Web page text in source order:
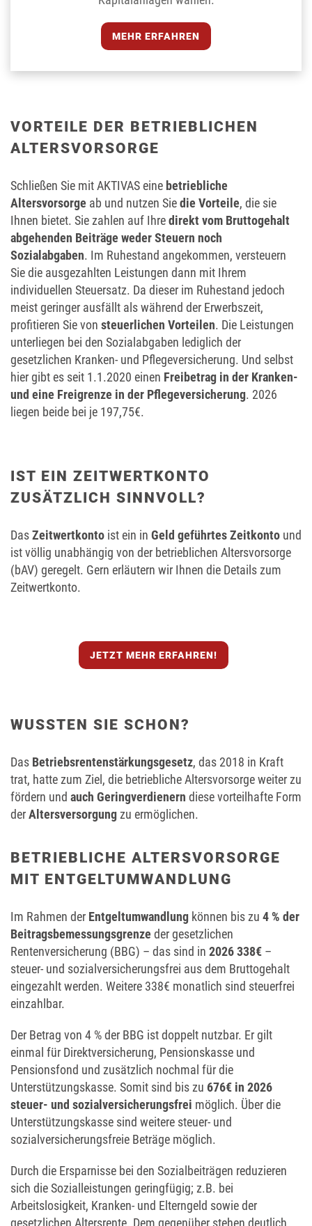
MEHR ERFAHREN
VORTEILE DER BETRIEBLICHEN
ALTERSVORSORGE
Schließen Sie mit AKTIVAS eine betriebliche
Altersvorsorge ab und nutzen Siedie Vorteile, die sie
Ihnen bietet. Sie zahlen auf Ihredirekt vom Bruttogehalt
abgehenden Beiträge weder Steuern noch
Sozialabgaben. Im Ruhestand angekommen, versteuern
Sie die ausgezahlten Leistungen dann mit Ihrem
individuellen Steuersatz. Da dieser im Ruhestand jedoch
meist geringer ausfällt als während der Erwerbszeit,
profitieren Sie von steuerlichen Vorteilen. Die Leistungen
unterliegen bei den Sozialabgaben lediglich der
gesetzlichen Kranken- und Pflegeversicherung. Und selbst
hier gibt es seit 1.1.2020 einen Freibetrag in der Kranken-
und eine Freigrenze in der Pflegeversicherung. 2026
liegen beide bei je 197,75€.
IST EIN ZEITWERTKONTO
ZUSÄTZLICH SINNVOLL?
DasZeitwertkonto ist ein in Geld geführtes Zeitkonto und
ist völlig unabhängig von der betrieblichen Altersvorsorge
(bAV) geregelt. Gern erläutern wir Ihnen die Details zum
Zeitwertkonto.
JETZT MEHR ERFAHREN!
WUSSTEN SIE SCHON?
Das Betriebsrentenstärkungsgesetz, das 2018 in Kraft
trat, hatte zum Ziel, die betriebliche Altersvorsorge weiter zu
fördern und auch Geringverdienern diese vorteilhafte Form
derAltersversorgungzu ermöglichen.
BETRIEBLICHE ALTERSVORSORGE
MIT ENTGELTUMWANDLUNG
Im Rahmen der Entgeltumwandlung können bis zu 4 % der
Beitragsbemessungsgrenze der gesetzlichen
Rentenversicherung (BBG) – das sind in 2026 338€ –
steuer- und sozialversicherungsfrei aus dem Bruttogehalt
eingezahlt werden. Weitere 338€ monatlich sind steuerfrei
einzahlbar.
Der Betrag von 4 % der BBG ist doppelt nutzbar. Er gilt
einmal für Direktversicherung, Pensionskasse und
Pensionsfond und zusätzlich nochmal für die
Unterstützungskasse. Somit sind bis zu 676€ in 2026
steuer- und sozialversicherungsfrei möglich. Über die
Unterstützungskasse sind weitere steuer- und
sozialversicherungsfreie Beträge möglich.
Durch die Ersparnisse bei den Sozialbeiträgen reduzieren
sich die Sozialleistungen geringfügig; z.B. bei
Arbeitslosigkeit, Kranken- und Elterngeld sowie der
gesetzlichen Altersrente. Dem gegenüber stehen deutlich